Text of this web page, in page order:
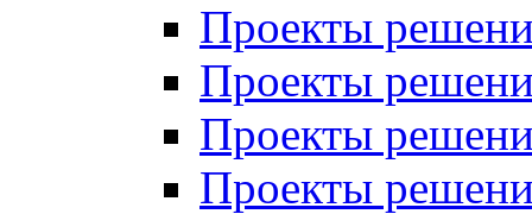
Проекты
Проекты
Проекты
Проекты